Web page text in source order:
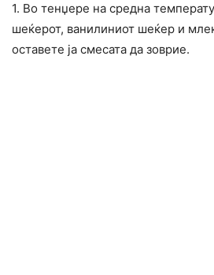
1. Во тенџере на средна
шеќерот, ванилиниот шеќер и
оставете ја смесата да зоврие.